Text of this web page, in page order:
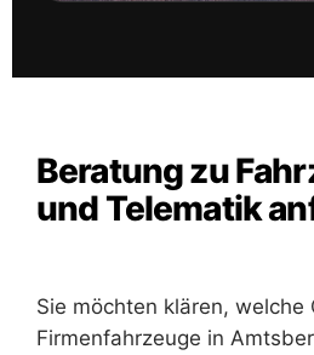
Beratung zu
und Telematik
Sie möchten klären, welche
Firmenfahrzeuge in